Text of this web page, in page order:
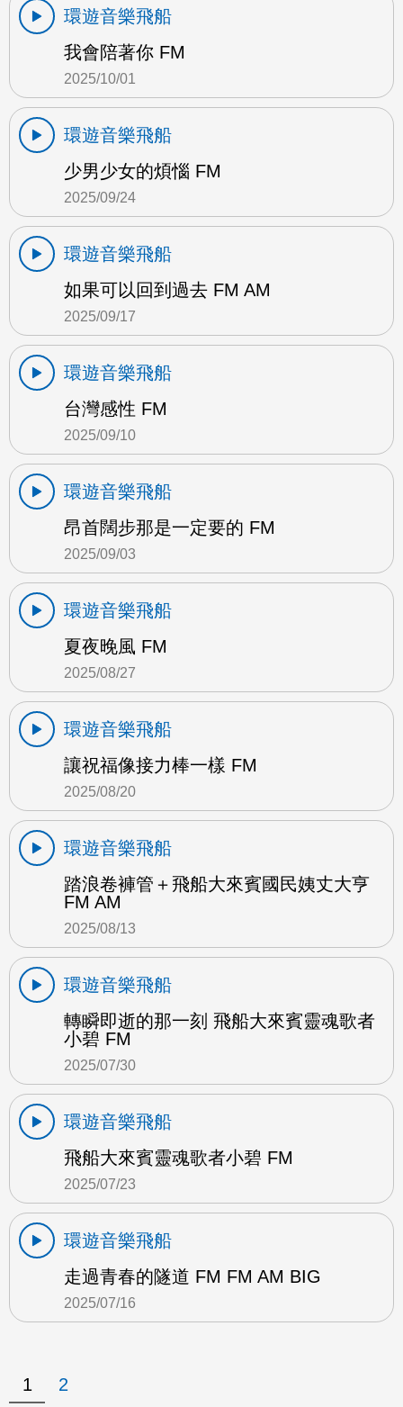
環遊音樂飛船
我會陪著你 FM
2025/10/01
環遊音樂飛船
少男少女的煩惱 FM
2025/09/24
環遊音樂飛船
如果可以回到過去 FM AM
2025/09/17
環遊音樂飛船
台灣感性 FM
2025/09/10
環遊音樂飛船
昂首闊步那是一定要的 FM
2025/09/03
環遊音樂飛船
夏夜晚風 FM
2025/08/27
環遊音樂飛船
讓祝福像接力棒一樣 FM
2025/08/20
環遊音樂飛船
踏浪卷褲管＋飛船大來賓國民姨丈大亨
FM AM
2025/08/13
環遊音樂飛船
轉瞬即逝的那一刻 飛船大來賓靈魂歌者
小碧 FM
2025/07/30
環遊音樂飛船
飛船大來賓靈魂歌者小碧 FM
2025/07/23
環遊音樂飛船
走過青春的隧道 FM FM AM BIG
2025/07/16
1 2